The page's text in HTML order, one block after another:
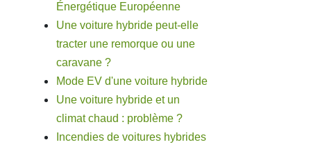
Énergétique Européenne
Une voiture hybride peut-elle
tracter une remorque ou une
caravane ?
Mode EV d'une voiture hybride
Une voiture hybride et un
climat chaud : problème ?
Incendies de voitures hybrides